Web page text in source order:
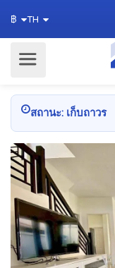
฿ TH
สถานะ: เก็บถาวร